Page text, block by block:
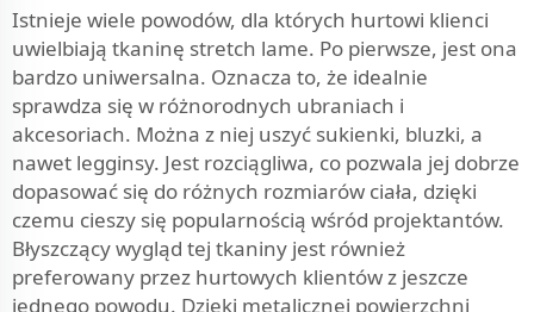
Istnieje wiele powodów, dla których hurtowi klienci
uwielbiają tkaninę stretch lame. Po pierwsze, jest ona
bardzo uniwersalna. Oznacza to, że idealnie
sprawdza się w różnorodnych ubraniach i
akcesoriach. Można z niej uszyć sukienki, bluzki, a
nawet legginsy. Jest rozciągliwa, co pozwala jej dobrze
dopasować się do różnych rozmiarów ciała, dzięki
czemu cieszy się popularnością wśród projektantów.
Błyszczący wygląd tej tkaniny jest również
preferowany przez hurtowych klientów z jeszcze
jednego powodu. Dzięki metalicznej powierzchni